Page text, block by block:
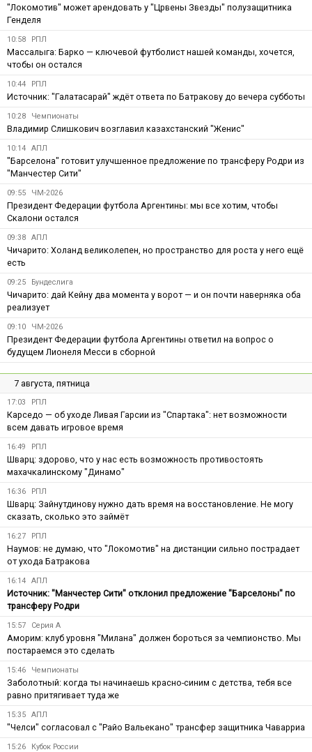
"Локомотив" может арендовать у "Црвены Звезды" полузащитника
Генделя
10:58 РПЛ
Массалыга: Барко — ключевой футболист нашей команды, хочется,
чтобы он остался
10:44 РПЛ
Источник: "Галатасарай" ждёт ответа по Батракову до вечера субботы
10:28 Чемпионаты
Владимир Слишкович возглавил казахстанский "Женис"
10:14 АПЛ
"Барселона" готовит улучшенное предложение по трансферу Родри из
"Манчестер Сити"
09:55 ЧМ-2026
Президент Федерации футбола Аргентины: мы все хотим, чтобы
Скалони остался
09:38 АПЛ
Чичарито: Холанд великолепен, но пространство для роста у него ещё
есть
09:25 Бундеслига
Чичарито: дай Кейну два момента у ворот — и он почти наверняка оба
реализует
09:10 ЧМ-2026
Президент Федерации футбола Аргентины ответил на вопрос о
будущем Лионеля Месси в сборной
7 августа, пятница
17:03 РПЛ
Карседо — об уходе Ливая Гарсии из "Спартака": нет возможности
всем давать игровое время
16:49 РПЛ
Шварц: здорово, что у нас есть возможность противостоять
махачкалинскому "Динамо"
16:36 РПЛ
Шварц: Зайнутдинову нужно дать время на восстановление. Не могу
сказать, сколько это займёт
16:27 РПЛ
Наумов: не думаю, что "Локомотив" на дистанции сильно пострадает
от ухода Батракова
16:14 АПЛ
Источник: "Манчестер Сити" отклонил предложение "Барселоны" по
трансферу Родри
15:57 Серия А
Аморим: клуб уровня "Милана" должен бороться за чемпионство. Мы
постараемся это сделать
15:46 Чемпионаты
Заболотный: когда ты начинаешь красно-синим с детства, тебя все
равно притягивает туда же
15:35 АПЛ
"Челси" согласовал с "Райо Вальекано" трансфер защитника Чаварриа
15:26 Кубок России